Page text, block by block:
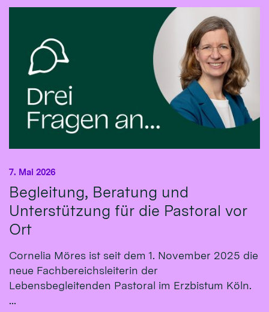
Begleitung, Beratung und
Unterstützung für die Pastoral vor
Ort
7. Mai 2026
Cornelia Möres ist seit dem 1. November 2025 die
neue Fachbereichsleiterin der
Lebensbegleitenden Pastoral im Erzbistum Köln.
...